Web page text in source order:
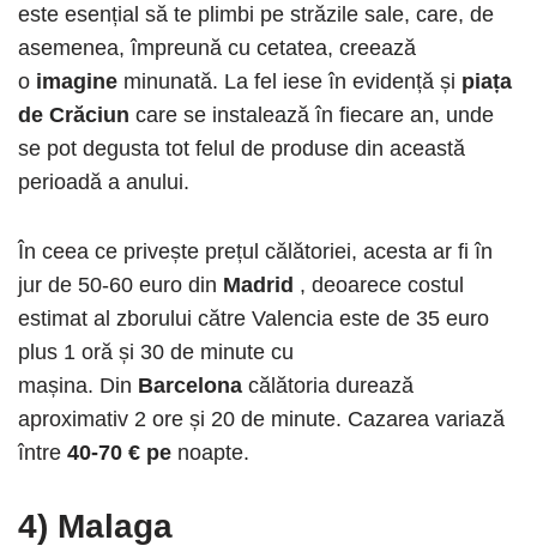
este esențial să te plimbi pe străzile sale, care, de
asemenea, împreună cu cetatea, creează
o imagine minunată. La fel iese în evidență și piața
de Crăciun care se instalează în fiecare an, unde
se pot degusta tot felul de produse din această
perioadă a anului.
În ceea ce privește prețul călătoriei, acesta ar fi în
jur de 50-60 euro din Madrid , deoarece costul
estimat al zborului către Valencia este de 35 euro
plus 1 oră și 30 de minute cu
mașina. Din Barcelona călătoria durează
aproximativ 2 ore și 20 de minute. Cazarea variază
între 40-70 € pe noapte.
4) Malaga